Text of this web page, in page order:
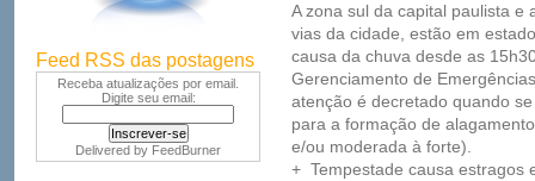
Feed RSS das postagens
Receba atualizações por email.
Digite seu email:
Delivered by FeedBurner
A zona sul da capital paulista e
vias da cidade, estão em
causa da chuva desde as
Gerenciamento de
atenção é decretado quando
para a formação de
e/ou moderada à forte).
+ Tempestade causa estragos